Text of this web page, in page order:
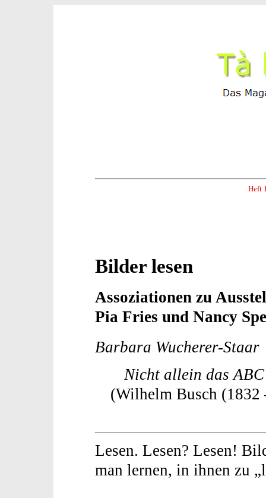
Heft
Bilder lesen
Assoziationen zu
Pia Fries und Nancy
Barbara Wucherer-Staar
Nicht allein das
(Wilhelm Busch
Lesen. Lesen? Lesen!
man lernen, in ihnen zu